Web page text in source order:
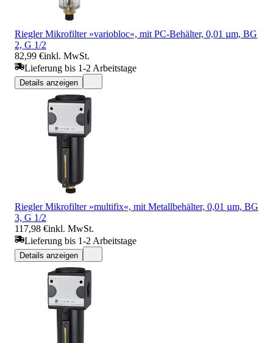
Riegler Mikrofilter »variobloc«, mit PC-Behälter, 0,01 µm, BG
2, G 1/2
82,99 €inkl. MwSt.
Lieferung bis 1-2 Arbeitstage
Details anzeigen
Riegler Mikrofilter »multifix«, mit Metallbehälter, 0,01 µm, BG
3, G 1/2
117,98 €inkl. MwSt.
Lieferung bis 1-2 Arbeitstage
Details anzeigen